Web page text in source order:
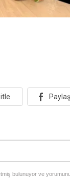
Paylaş
bulunuyor ve